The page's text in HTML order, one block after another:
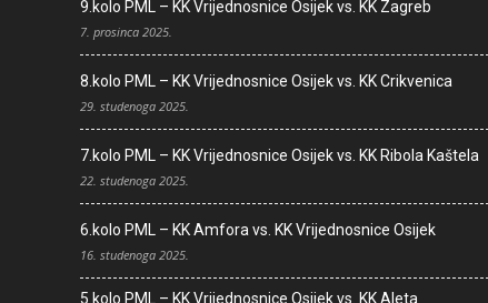
9.kolo PML – KK Vrijednosnice Osijek vs. KK Zagreb
7. prosinca 2025.
8.kolo PML – KK Vrijednosnice Osijek vs. KK Crikvenica
29. studenoga 2025.
7.kolo PML – KK Vrijednosnice Osijek vs. KK Ribola Kaštela
22. studenoga 2025.
6.kolo PML – KK Amfora vs. KK Vrijednosnice Osijek
16. studenoga 2025.
5.kolo PML – KK Vrijednosnice Osijek vs. KK Aleta